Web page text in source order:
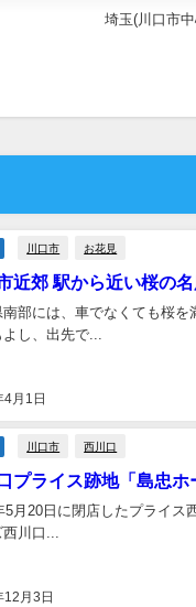
埼玉(川口市
川口市 お花見
近郊 駅から近い桜の
月1日
南部には、車でなくても桜
し、出先で...
川口市 西川口
プライス跡地「島忠
12月3日
5月20日に閉店したプライス
川口...